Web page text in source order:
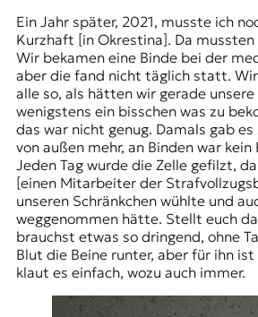
Ein Jahr später, 2021, musste ich
Kurzhaft [in Okrestina]. Da mussten
Wir bekamen eine Binde bei der
aber die fand nicht täglich statt.
alle so, als hätten wir gerade unsere
wenigstens ein bisschen was zu
das war nicht genug. Damals gab
von außen mehr, an Binden war kein
Jeden Tag wurde die Zelle gefilzt,
[einen Mitarbeiter der
unseren Schränkchen wühlte und
weggenommen hätte. Stellt euch
brauchst etwas so dringend, ohne
Blut die Beine runter, aber für ihn ist
klaut es einfach, wozu auch immer.